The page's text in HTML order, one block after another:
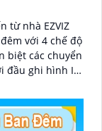
từ nhà EZVIZ
với 4 chế độ
biệt các chuyển
đầu ghi hình IP